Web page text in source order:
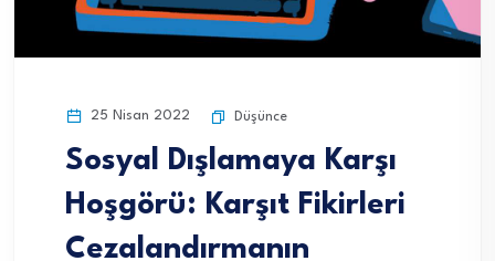
25 Nisan 2022 Düşünce
Sosyal Dışlamaya Karşı
Hoşgörü: Karşıt Fikirleri
Cezalandırmanın